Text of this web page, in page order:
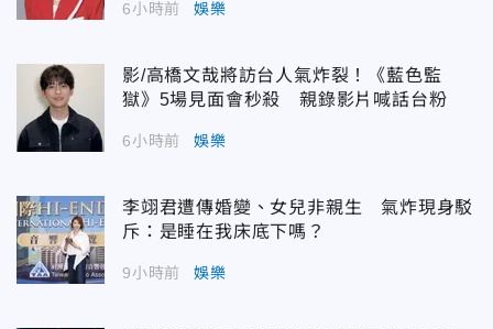
6小時前 娛樂
影/高橋文哉將訪台人氣炸裂！《藍色監
獄》5場見面會秒殺 親錄影片喊話台粉
6小時前 娛樂
李翊君遭傳婚變、女兒非親生 氣炸現身駁
斥：是睡在我床底下嗎？
9小時前 娛樂